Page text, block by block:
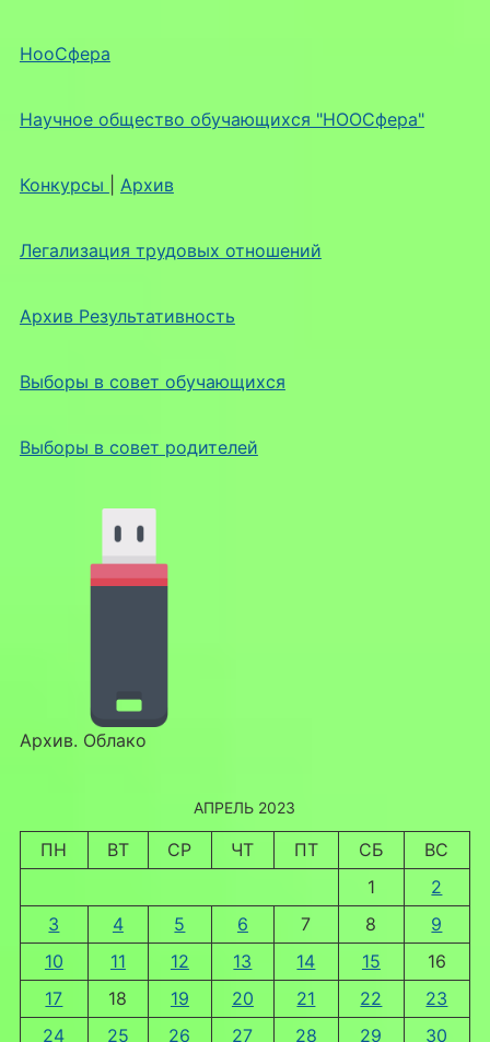
НооСфера
Научное общество обучающихся "НООСфера"
Конкурсы Архив
Легализация трудовых отношений
Архив Результативность
Выборы в совет обучающихся
Выборы в совет родителей
Архив. Облако
АПРЕЛЬ 2023
ПН ВТ СР ЧТ ПТ СБ
ВС
1
2
3
4 5 6 7 8
9
10
11 12 13 14 15
16
17
18 19 20 21 22
23
24
25 26 27 28 29 30